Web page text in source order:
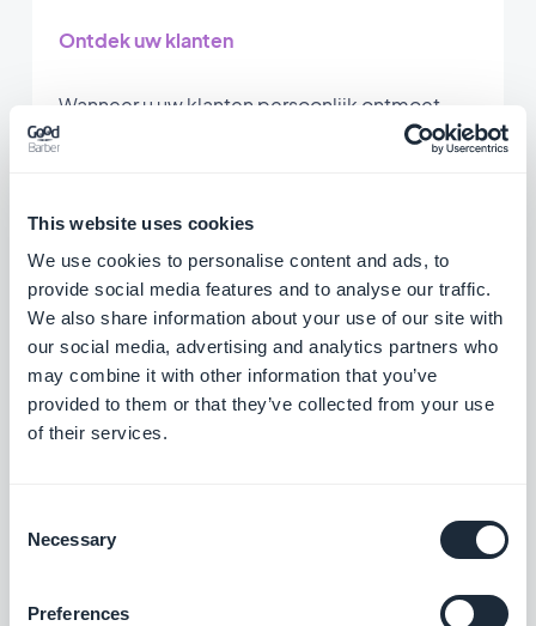
This website uses cookies
We use cookies to personalise content and ads, to
provide social media features and to analyse our traffic.
We also share information about your use of our site with
our social media, advertising and analytics partners who
may combine it with other information that you’ve
provided to them or that they’ve collected from your use
of their services.
Selection
Necessary
Preferences
Ontdek uw klanten
Wanneer u uw klanten persoonlijk ontmoet,
komt u gemakkelijk meer over hen te weten
(bijna) hetzelfde doen. Vraag gebruikers om
een profiel aan te maken in uw app en leer hen
beter kennen: pas de velden voor het profiel
aan op basis van de diensten die u aanbiedt
en wat handig voor u is om te weten.
Stel uzelf voor
Naast het maken van afspraken en het